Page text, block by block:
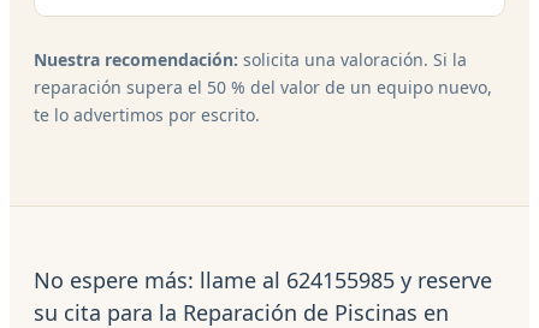
Nuestra recomendación: solicita una valoración. Si la
reparación supera el 50 % del valor de un equipo nuevo,
te lo advertimos por escrito.
No espere más: llame al 624155985 y reserve
su cita para la Reparación de Piscinas en